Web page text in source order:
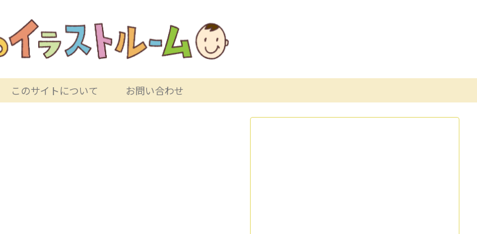
このサイトについて お問い合わせ